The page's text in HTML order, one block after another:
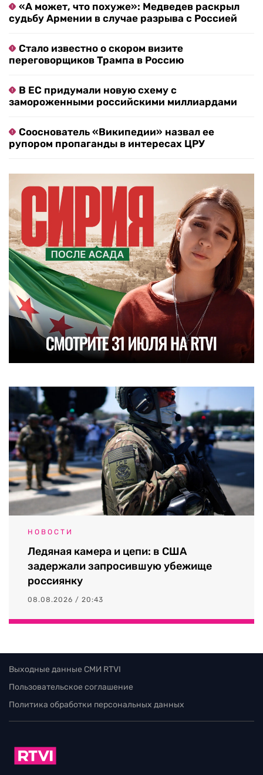
«А может, что похуже»: Медведев раскрыл
судьбу Армении в случае разрыва с Россией
Стало известно о скором визите
переговорщиков Трампа в Россию
В ЕС придумали новую схему с
замороженными российскими миллиардами
Сооснователь «Википедии» назвал ее
рупором пропаганды в интересах ЦРУ
НОВОСТИ
Ледяная камера и цепи: в США
задержали запросившую убежище
россиянку
08.08.2026 / 20:43
Выходные данные СМИ RTVI
Пользовательское соглашение
Политика обработки персональных данных